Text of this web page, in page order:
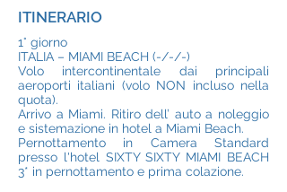
ITINERARIO
1° giorno
ITALIA – MIAMI BEACH (-/-/-)
Volo intercontinentale dai principali
aeroporti italiani (volo NON incluso nella
quota).
Arrivo a Miami. Ritiro dell’ auto a noleggio
e sistemazione in hotel a Miami Beach.
Pernottamento in Camera Standard
presso l'hotel SIXTY SIXTY MIAMI BEACH
3* in pernottamento e prima colazione.